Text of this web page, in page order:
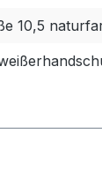
10,5